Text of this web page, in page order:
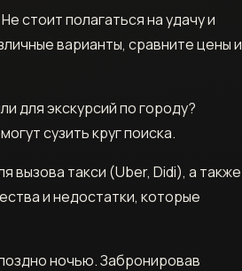
стоит полагаться на удачу и
варианты, сравните цены и
для экскурсий по городу?
сузить круг поиска.
такси (Uber, Didi), а также
и недостатки, которые
ночью. Забронировав